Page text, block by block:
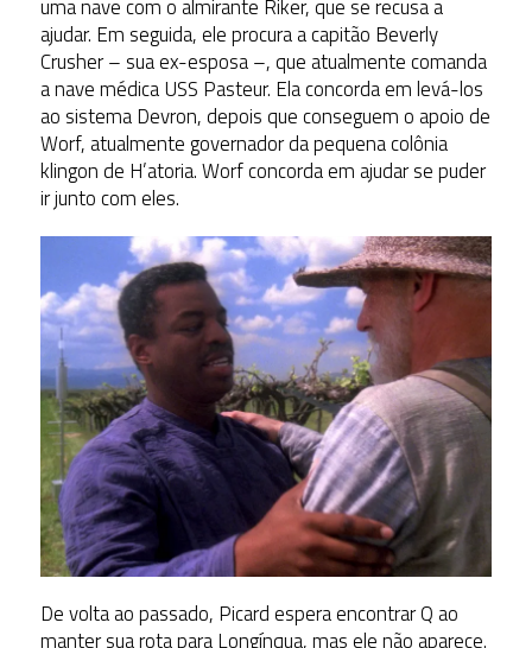
uma nave com o almirante Riker, que se recusa a
ajudar. Em seguida, ele procura a capitão Beverly
Crusher – sua ex-esposa –, que atualmente comanda
a nave médica USS Pasteur. Ela concorda em levá-los
ao sistema Devron, depois que conseguem o apoio de
Worf, atualmente governador da pequena colônia
klingon de H’atoria. Worf concorda em ajudar se puder
ir junto com eles.
De volta ao passado, Picard espera encontrar Q ao
manter sua rota para Longínqua, mas ele não aparece.